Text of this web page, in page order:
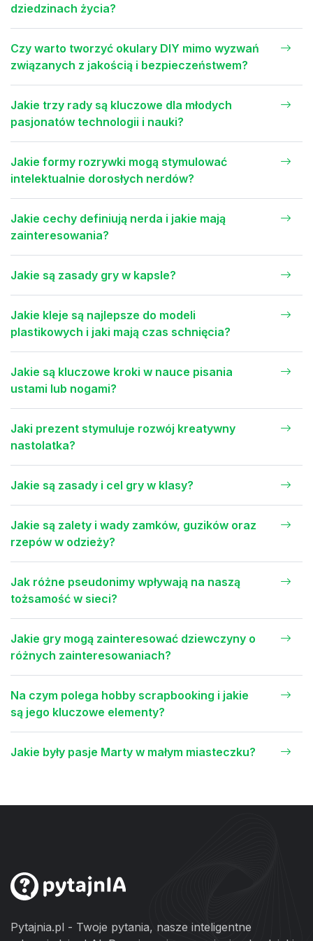
dziedzinach życia?
Czy warto tworzyć okulary DIY mimo wyzwań
związanych z jakością i bezpieczeństwem?
Jakie trzy rady są kluczowe dla młodych
pasjonatów technologii i nauki?
Jakie formy rozrywki mogą stymulować
intelektualnie dorosłych nerdów?
Jakie cechy definiują nerda i jakie mają
zainteresowania?
Jakie są zasady gry w kapsle?
Jakie kleje są najlepsze do modeli
plastikowych i jaki mają czas schnięcia?
Jakie są kluczowe kroki w nauce pisania
ustami lub nogami?
Jaki prezent stymuluje rozwój kreatywny
nastolatka?
Jakie są zasady i cel gry w klasy?
Jakie są zalety i wady zamków, guzików oraz
rzepów w odzieży?
Jak różne pseudonimy wpływają na naszą
tożsamość w sieci?
Jakie gry mogą zainteresować dziewczyny o
różnych zainteresowaniach?
Na czym polega hobby scrapbooking i jakie
są jego kluczowe elementy?
Jakie były pasje Marty w małym miasteczku?
Pytajnia.pl - Twoje pytania, nasze inteligentne